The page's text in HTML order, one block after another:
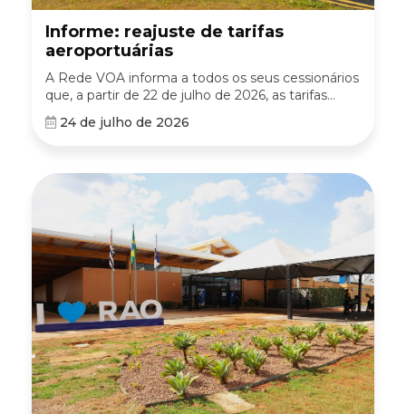
Informe: reajuste de tarifas
aeroportuárias
A Rede VOA informa a todos os seus cessionários
que, a partir de 22 de julho de 2026, as tarifas...
24 de julho de 2026